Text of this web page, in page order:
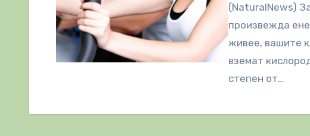
(NaturalNews)
произвежда
живее, вашите
вземат
степен от…